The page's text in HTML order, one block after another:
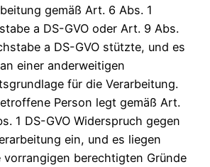
gemäß Art. 6 Abs. 1
a DS-GVO oder Art. 9 Abs.
a DS-GVO stützte, und es
einer anderweitigen
für die Verarbeitung.
Person legt gemäß Art.
1 DS-GVO Widerspruch gegen
ein, und es liegen
vorrangigen berechtigten Gründe